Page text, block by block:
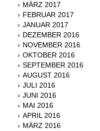
MÄRZ 2017
FEBRUAR 2017
JANUAR 2017
DEZEMBER 2016
NOVEMBER 2016
OKTOBER 2016
SEPTEMBER 2016
AUGUST 2016
JULI 2016
JUNI 2016
MAI 2016
APRIL 2016
MÄRZ 2016